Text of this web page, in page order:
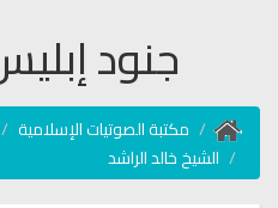
جنود
مكتبة الصوتيات الإسلامية
الشيخ خالد الراشد